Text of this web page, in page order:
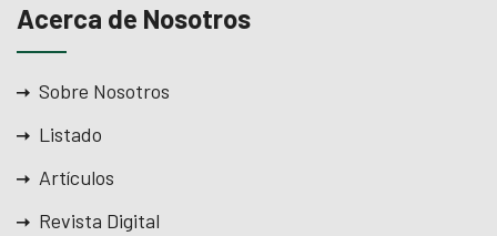
Acerca de Nosotros
Sobre Nosotros
Listado
Artículos
Revista Digital